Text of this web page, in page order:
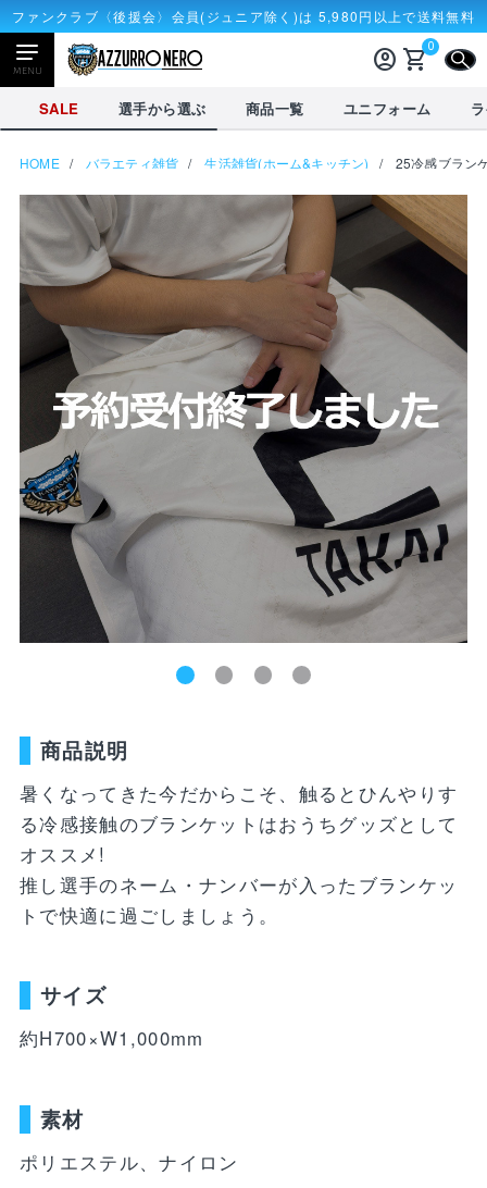
ファンクラブ〈後援会〉会員(ジュニア除く)は 5,980円以上で送料無料
MENU account_circle shopping_cart0
SALE 選手から選ぶ 商品一覧 ユニフォーム
CLOSE
NEWアイテム タオル・マフラー 応戦雑貨
receipt_long account_circle ログイン
credit_card 決済情報 shopping_cart カート
選手から選ぶ
新着商品
ランキング
お気に入り
ユニフォーム
FP1st
FP2nd
GK1st
LIMITEDユニフォーム
30周年記念アイテム
ライフスタイル
コラボレーション
バラエティ雑貨
アウトドア
アクセサリー
ぬいぐるみ
WEBショップ限定グッズ
キッズ
DVD・Blu-ray
カレンダー
CLOSE
SALE 選手から選ぶ
ユニフォーム ライフスタイル
コラボレーショ
ン
バラエティ雑貨
ray・書籍
HOME バラエティ雑貨 生活雑貨(ホーム&キッチン) 25冷感ブラン
商品説明
暑くなってきた今だからこそ、触るとひんやりす
る冷感接触のブランケットはおうちグッズとして
オススメ!
推し選手のネーム・ナンバーが入ったブランケッ
トで快適に過ごしましょう。
サイズ
約H700×W1,000mm
素材
ポリエステル、ナイロン